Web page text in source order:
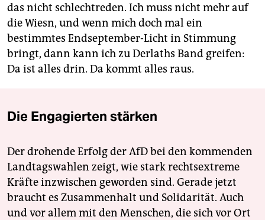
das nicht schlechtreden. Ich muss nicht mehr auf
die Wiesn, und wenn mich doch mal ein
bestimmtes Endseptember-Licht in Stimmung
bringt, dann kann ich zu Derlaths Band greifen:
Da ist alles drin. Da kommt alles raus.
Die Engagierten stärken
Der drohende Erfolg der AfD bei den kommenden
Landtagswahlen zeigt, wie stark rechtsextreme
Kräfte inzwischen geworden sind. Gerade jetzt
braucht es Zusammenhalt und Solidarität. Auch
und vor allem mit den Menschen, die sich vor Ort